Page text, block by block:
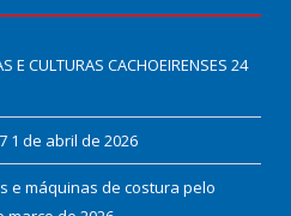
E CULTURAS CACHOEIRENSES 24
1 de abril de 2026
e máquinas de costura pelo